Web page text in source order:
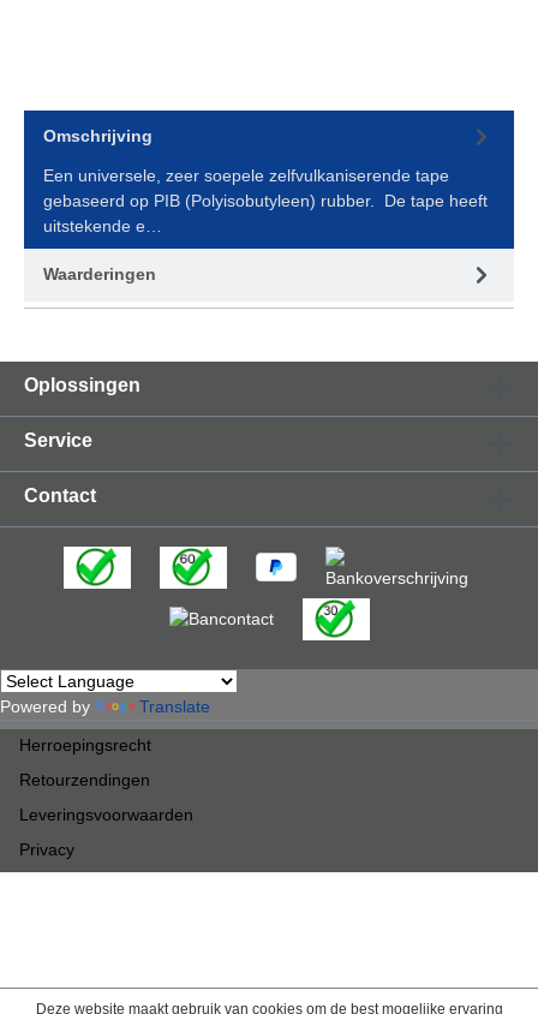
Omschrijving
Een universele, zeer soepele zelfvulkaniserende tape
gebaseerd op PIB (Polyisobutyleen) rubber. De tape heeft
uitstekende e…
Waarderingen
Oplossingen
Service
Contact
Powered by Translate
Herroepingsrecht
Retourzendingen
Leveringsvoorwaarden
Privacy
Deze website maakt gebruik van cookies om de best mogelijke ervaring